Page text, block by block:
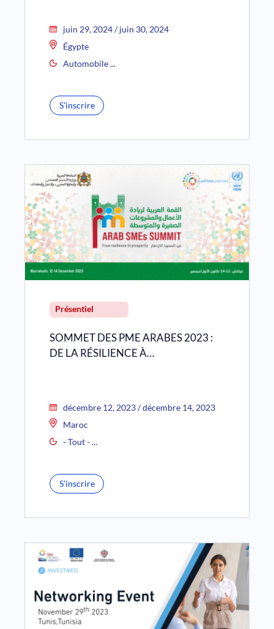
juin 29, 2024 / juin 30, 2024
Égypte
Automobile ...
S'inscrire
Présentiel
SOMMET DES PME ARABES 2023 :
DE LA RÉSILIENCE À…
décembre 12, 2023 / décembre 14, 2023
Maroc
- Tout - ...
S'inscrire